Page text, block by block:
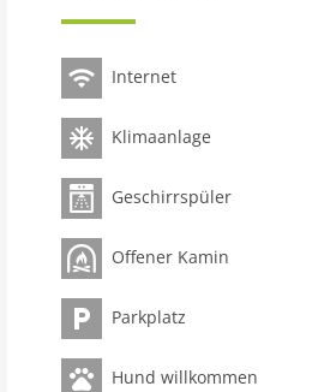
Internet
Klimaanlage
Geschirrspüler
Offener Kamin
Parkplatz
Hund willkommen